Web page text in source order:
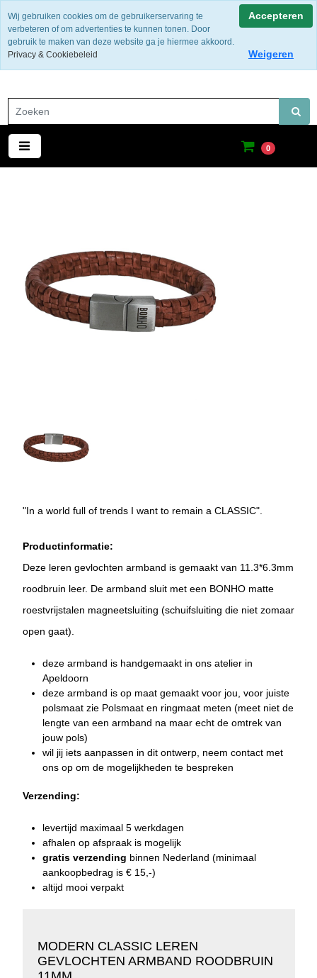
Gratis verzending binnen Nederland
0
"In a world full of trends I want to remain a CLASSIC".
Productinformatie:
Deze leren gevlochten armband is gemaakt van 11.3*6.3mm
roodbruin leer. De armband sluit met een BONHO matte
roestvrijstalen magneetsluiting (schuifsluiting die niet zomaar
open gaat).
deze armband is handgemaakt in ons atelier in
Apeldoorn
deze armband is op maat gemaakt voor jou, voor juiste
polsmaat zie Polsmaat en ringmaatmeten (meet niet de
lengte van een armband na maar echt de omtrek van
jouw pols)
wil jij iets aanpassen in dit ontwerp, neem contactmet
ons op om de mogelijkheden te bespreken
Verzending:
levertijd maximaal 5 werkdagen
afhalen op afspraak is mogelijk
gratis verzending binnen Nederland (minimaal
aankoopbedrag is € 15,-)
altijd mooi verpakt
MODERN CLASSIC LEREN
GEVLOCHTEN ARMBAND ROODBRUIN
Wij gebruiken cookies om de gebruikerservaring te
verbeteren of om advertenties te kunnen tonen. Door
gebruik te maken van deze website ga je hiermee akkoord.
Privacy & Cookiebeleid
Accepteren
Weigeren